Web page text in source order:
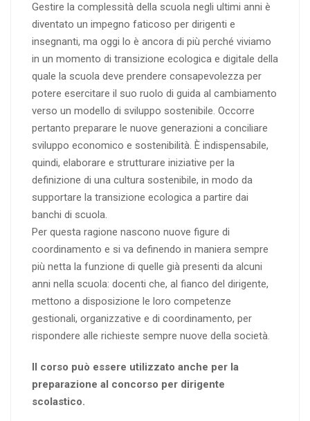
Gestire la complessità della scuola negli ultimi anni è
diventato un impegno faticoso per dirigenti e
insegnanti, ma oggi lo è ancora di più perché viviamo
in un momento di transizione ecologica e digitale della
quale la scuola deve prendere consapevolezza per
potere esercitare il suo ruolo di guida al cambiamento
verso un modello di sviluppo sostenibile. Occorre
pertanto preparare le nuove generazioni a conciliare
sviluppo economico e sostenibilità. È indispensabile,
quindi, elaborare e strutturare iniziative per la
definizione di una cultura sostenibile, in modo da
supportare la transizione ecologica a partire dai
banchi di scuola.
Per questa ragione nascono nuove figure di
coordinamento e si va definendo in maniera sempre
più netta la funzione di quelle già presenti da alcuni
anni nella scuola: docenti che, al fianco del dirigente,
mettono a disposizione le loro competenze
gestionali, organizzative e di coordinamento, per
rispondere alle richieste sempre nuove della società.
Il corso può essere utilizzato anche per la
preparazione al concorso per dirigente
scolastico.